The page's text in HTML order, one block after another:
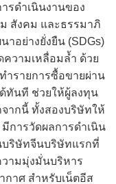
รดำเนินงานของ
สังคม และธรรมาภิ
าอย่างยั่งยืน (SDGs)
วามเหลื่อมล้ำ ด้วย
ำรายการซื้อขายผ่าน
ด้ทันที ช่วยให้ผู้ลงทุน
จากนี้ ทั้งสองบริษัทให้
การวัดผลการดำเนิน
บริษัทจีนบริษัทแรกที่
วามมุ่งมั่นบริหาร
กาศ สำหรับเน็ตอีส